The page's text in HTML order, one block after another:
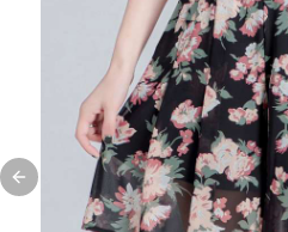
Previous slide